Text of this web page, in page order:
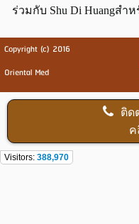
ร่วมกับ Shu Di Huangสำ
Copyright (c) 2016
Oriental Med
ติด
ค
Visitors: 388,970